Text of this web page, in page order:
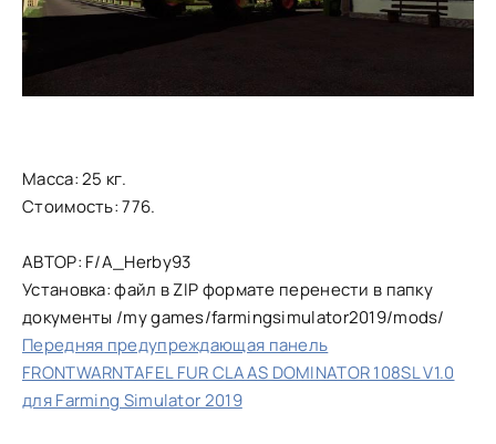
Масса: 25 кг.
Стоимость: 776.
АВТОР: F/A_Herby93
Установка: файл в ZIP формате перенести в папку
документы /my games/farmingsimulator2019/mods/
Передняя предупреждающая панель
FRONTWARNTAFEL FUR CLAAS DOMINATOR 108SL V1.0
для Farming Simulator 2019